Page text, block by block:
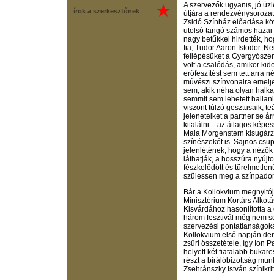
A szervezők ugyanis, jó
útjára a
Zsidó Színház előadása
utolsó tangó számos
nagy betűkkel hirdették,
fia, Tudor Aaron Istodor.
fellépésüket a
volt a csalódás, amikor
erőfeszítést sem tett arra
művészi színvonalra
sem, akik néha olyan
semmit sem lehetett
viszont túlzó gesztusaik,
jeleneteiket a partner se
kitalálni – az átlagos
Maia Morgenstern
színészekét is. Sajnos
jelenlétének, hogy a
láthatják, a hosszúra
fészkelődött és
szülessen meg a
Bár a Kollokvium
Minisztérium Kortárs
Kisvárdához hasonlította
három fesztivál még nem
szervezési
Kollokvium első napján
zsűri összetétele, így Ion
helyett két fiatalabb
részt a bírálóbizottság
Zsehránszky István
írok a szerkesztőnek